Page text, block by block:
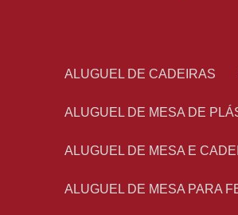
ALUGUEL DE CADEIRAS
ALUGUEL DE MESA DE
ALUGUEL DE MESA E
ALUGUEL DE MESA PARA